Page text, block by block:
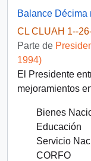
Balance Décima
CL CLUAH 1--
Parte de
1994)
El Presidente
mejoramientos
Bienes
Educación
Servicio
CORFO